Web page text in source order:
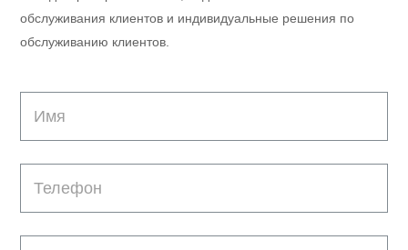
обслуживания клиентов и индивидуальные решения по
обслуживанию клиентов.